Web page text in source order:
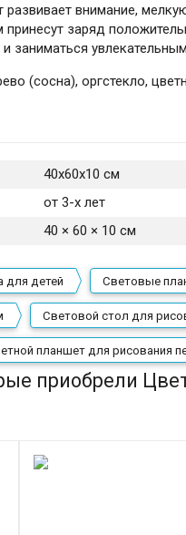
внимание,
заряд
заниматься
(сосна), оргстекло,
40х60х10 см
от 3-х лет
40 × 60 × 10 см
для детей Световые
Световой стол для
планшет для рисования
приобрели